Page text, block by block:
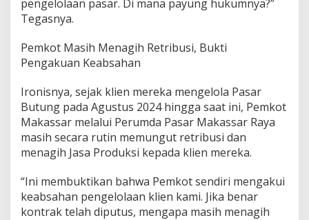
pengelolaan pasar. Di mana payung hukumnya?”
Tegasnya.
Pemkot Masih Menagih Retribusi, Bukti
Pengakuan Keabsahan
Ironisnya, sejak klien mereka mengelola Pasar
Butung pada Agustus 2024 hingga saat ini, Pemkot
Makassar melalui Perumda Pasar Makassar Raya
masih secara rutin memungut retribusi dan
menagih Jasa Produksi kepada klien mereka.
“Ini membuktikan bahwa Pemkot sendiri mengakui
keabsahan pengelolaan klien kami. Jika benar
kontrak telah diputus, mengapa masih menagih